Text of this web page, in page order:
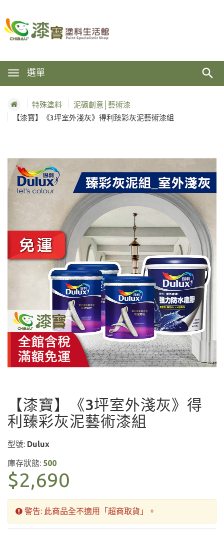
選單
特殊塗料
泥礦創意│藝術漆
【漆寶】《3坪室外淺灰》得利臻彩灰泥藝術漆組
【漆寶】《3坪室外淺灰》得
利臻彩灰泥藝術漆組
型號: Dulux
庫存狀態: 500
$2,690
警告: 此商品全不適用「超商取貨」。